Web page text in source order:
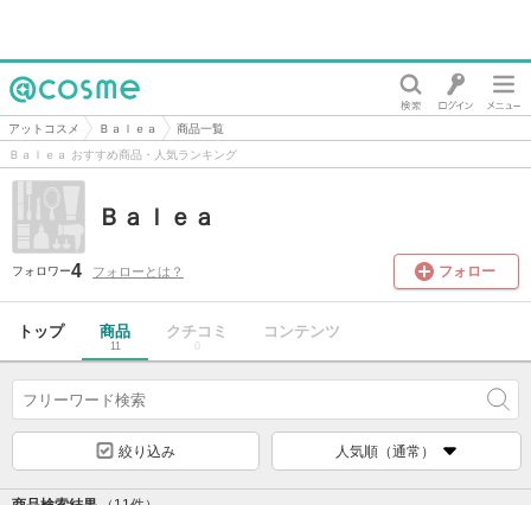
@cosme
アットコスメ Ｂａｌｅａ
商品一覧
Ｂａｌｅａ おすすめ商品・人気ランキング
Ｂａｌｅａ
フォロワー4 フォローとは？ フォロー
トップ 商品
11
クチコミ
0
コンテンツ
絞り込み 人気順（通常）